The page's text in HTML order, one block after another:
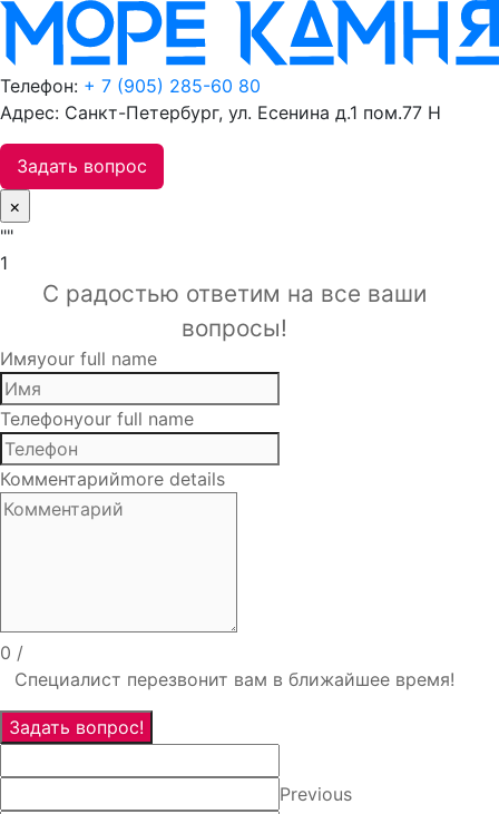
Телефон: + 7 (905) 285-60 80
Адрес: Санкт-Петербург, ул. Есенина д.1 пом.77 Н
Задать вопрос
×
""
1
С радостью ответим на все ваши
вопросы!
Имяyour full name
Телефонyour full name
Комментарийmore details
0 /
Специалист перезвонит вам в ближайшее время!
Задать вопрос!
Previous